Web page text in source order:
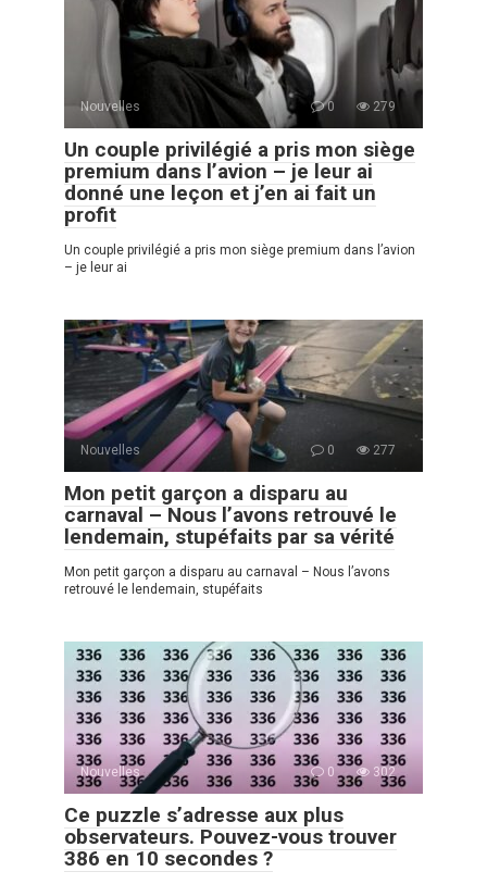
Nouvelles 0 279
Un couple privilégié a pris mon siège
premium dans l’avion – je leur ai
donné une leçon et j’en ai fait un
profit
Un couple privilégié a pris mon siège premium dans l’avion
– je leur ai
Nouvelles 0 277
Mon petit garçon a disparu au
carnaval – Nous l’avons retrouvé le
lendemain, stupéfaits par sa vérité
Mon petit garçon a disparu au carnaval – Nous l’avons
retrouvé le lendemain, stupéfaits
Nouvelles 0 302
Ce puzzle s’adresse aux plus
observateurs. Pouvez-vous trouver
386 en 10 secondes ?